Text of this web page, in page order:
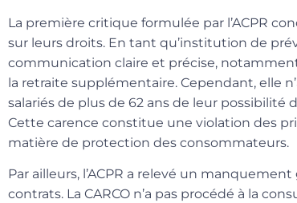
La première critique formulée par l’ACPR
sur leurs droits. En tant qu’institution de
communication claire et précise,
la retraite supplémentaire. Cependant, elle
salariés de plus de 62 ans de leur
Cette carence constitue une violation des
matière de protection des consommateurs.
Par ailleurs, l’ACPR a relevé un
contrats. La CARCO n’a pas procédé à la